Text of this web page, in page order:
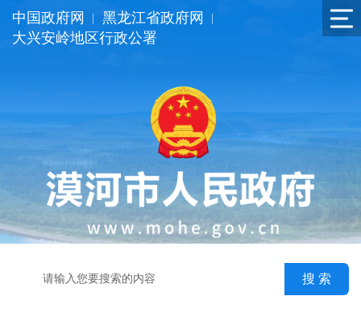
中国政府网 黑龙江省政府网
大兴安岭地区行政公署
搜 索